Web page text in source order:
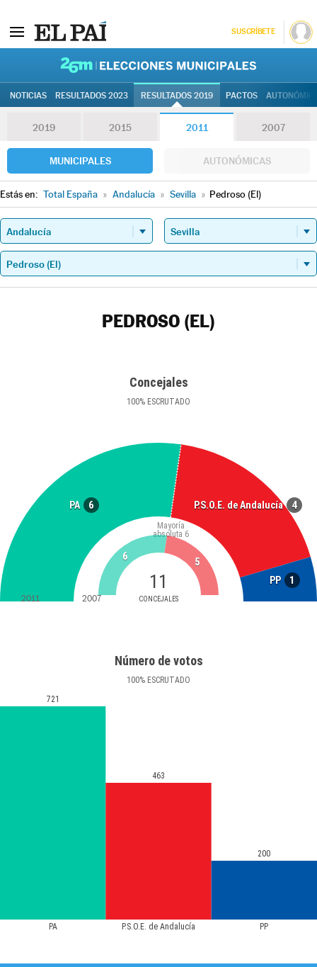
SUSCRÍBETE
NOTICIAS RESULTADOS 2023 RESULTADOS 2019 PACTOS
2019 2015 2011 2007
MUNICIPALES AUTONÓMICAS
Estás en: Total España » Andalucía » Sevilla » Pedroso (El)
PEDROSO (EL)
Concejales
100% ESCRUTADO
PA 6 P.S.O.E. de Andalucía 4
PP 1
11
CONCEJALES
Mayoría
absoluta 6
6 5
2011 2007
Número de votos
100% ESCRUTADO
PA P.S.O.E. de Andalucía PP
721
463
200